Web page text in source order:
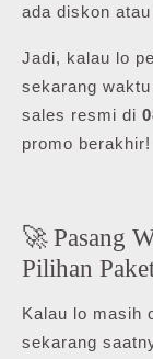
ada diskon
Jadi, kalau lo
sekarang
sales resmi di
promo berakhir!
🚀 Pasang
Pilihan
Kalau lo masih
sekarang